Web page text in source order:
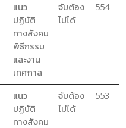
แนว
ปฏิบัติ
ทางสังคม
พิธีกรรม
และงาน
เทศกาล
จับต้อง
ไม่ได้
554
แนว
ปฏิบัติ
ทางสังคม
จับต้อง
ไม่ได้
553